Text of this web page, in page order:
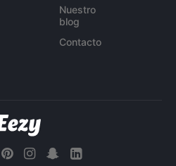
Nuestro
blog
Contacto